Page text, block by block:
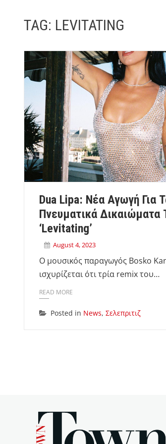
TAG: LEVITATING
Dua Lipa: Nέα Αγωγή Για
Πνευματικά Δικαιώματα
‘Levitating’
August 4, 2023
Ο μουσικός παραγωγός Bosko
ισχυρίζεται ότι τρία remix του…
READ MORE
Posted in News, Σελεπριτιζ